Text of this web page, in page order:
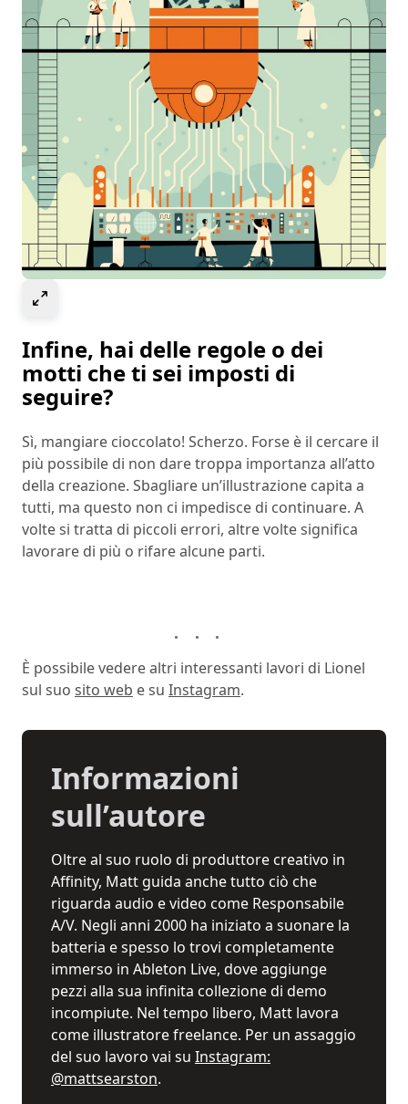
Infine, hai delle regole o dei
motti che ti sei imposti di
seguire?
Sì, mangiare cioccolato! Scherzo. Forse è il cercare il
più possibile di non dare troppa importanza all’atto
della creazione. Sbagliare un’illustrazione capita a
tutti, ma questo non ci impedisce di continuare. A
volte si tratta di piccoli errori, altre volte significa
lavorare di più o rifare alcune parti.
È possibile vedere altri interessanti lavori di Lionel
sul suo sito web e su Instagram.
Informazioni
sull’autore
Oltre al suo ruolo di produttore creativo in
Affinity, Matt guida anche tutto ciò che
riguarda audio e video come Responsabile
A/V. Negli anni 2000 ha iniziato a suonare la
batteria e spesso lo trovi completamente
immerso in Ableton Live, dove aggiunge
pezzi alla sua infinita collezione di demo
incompiute. Nel tempo libero, Matt lavora
come illustratore freelance. Per un assaggio
del suo lavoro vai su Instagram:
@mattsearston.